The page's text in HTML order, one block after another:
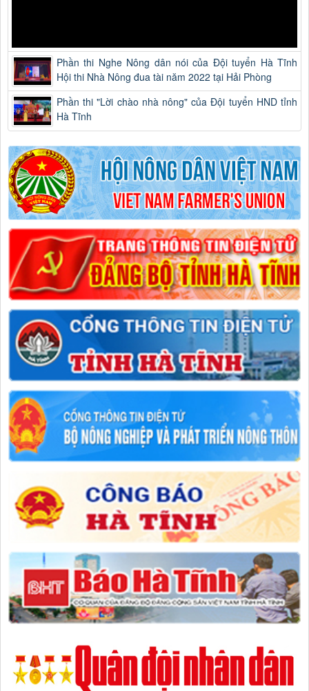
Phần thi Nghe Nông dân nói của Đội tuyển Hà Tĩnh
Hội thi Nhà Nông đua tài năm 2022 tại Hải Phòng
Phần thi "Lời chào nhà nông" của Đội tuyển HND tỉnh
Hà Tĩnh